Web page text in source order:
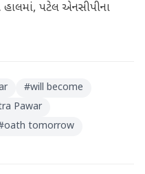
હાલમાં, પટેલ એનસીપીના
#will become
Pawar
oath tomorrow